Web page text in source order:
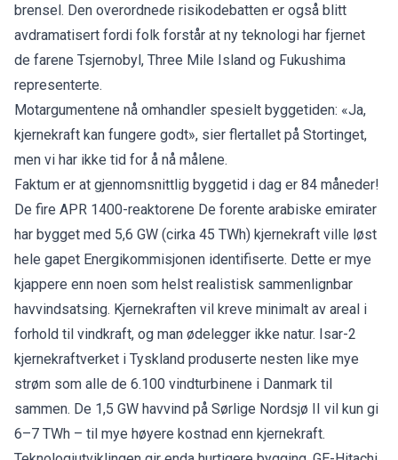
brensel. Den overordnede risikodebatten er også blitt
avdramatisert fordi folk forstår at ny teknologi har fjernet
de farene Tsjernobyl, Three Mile Island og Fukushima
representerte.
Motargumentene nå omhandler spesielt byggetiden: «Ja,
kjernekraft kan fungere godt», sier flertallet på Stortinget,
men vi har ikke tid for å nå målene.
Faktum er at gjennomsnittlig byggetid i dag er 84 måneder!
De fire APR 1400-reaktorene De forente arabiske emirater
har bygget med 5,6 GW (cirka 45 TWh) kjernekraft ville løst
hele gapet Energikommisjonen identifiserte. Dette er mye
kjappere enn noen som helst realistisk sammenlignbar
havvindsatsing. Kjernekraften vil kreve minimalt av areal i
forhold til vindkraft, og man ødelegger ikke natur. Isar-2
kjernekraftverket i Tyskland produserte nesten like mye
strøm som alle de 6.100 vindturbinene i Danmark til
sammen. De 1,5 GW havvind på Sørlige Nordsjø II vil kun gi
6–7 TWh – til mye høyere kostnad enn kjernekraft.